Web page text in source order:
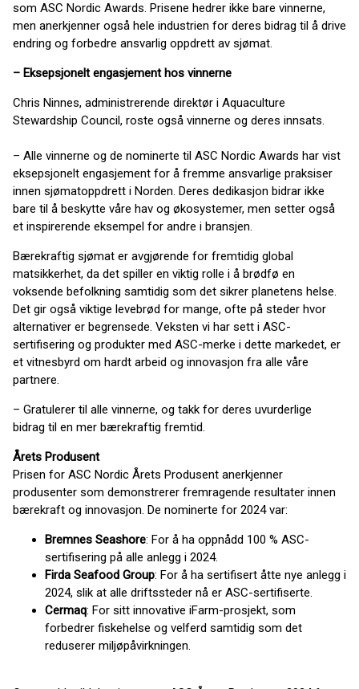
som ASC Nordic Awards. Prisene hedrer ikke bare vinnerne,
men anerkjenner også hele industrien for deres bidrag til å drive
endring og forbedre ansvarlig oppdrett av sjømat.
– Eksepsjonelt engasjement hos vinnerne
Chris Ninnes, administrerende direktør i Aquaculture
Stewardship Council, roste også vinnerne og deres innsats.
– Alle vinnerne og de nominerte til ASC Nordic Awards har vist
eksepsjonelt engasjement for å fremme ansvarlige praksiser
innen sjømatoppdrett i Norden. Deres dedikasjon bidrar ikke
bare til å beskytte våre hav og økosystemer, men setter også
et inspirerende eksempel for andre i bransjen.
Bærekraftig sjømat er avgjørende for fremtidig global
matsikkerhet, da det spiller en viktig rolle i å brødfø en
voksende befolkning samtidig som det sikrer planetens helse.
Det gir også viktige levebrød for mange, ofte på steder hvor
alternativer er begrensede. Veksten vi har sett i ASC-
sertifisering og produkter med ASC-merke i dette markedet, er
et vitnesbyrd om hardt arbeid og innovasjon fra alle våre
partnere.
– Gratulerer til alle vinnerne, og takk for deres uvurderlige
bidrag til en mer bærekraftig fremtid.
Årets Produsent
Prisen for ASC Nordic Årets Produsent anerkjenner
produsenter som demonstrerer fremragende resultater innen
bærekraft og innovasjon. De nominerte for 2024 var:
Bremnes Seashore: For å ha oppnådd 100 % ASC-
sertifisering på alle anlegg i 2024.
Firda Seafood Group: For å ha sertifisert åtte nye anlegg i
2024, slik at alle driftssteder nå er ASC-sertifiserte.
Cermaq: For sitt innovative iFarm-prosjekt, som
forbedrer fiskehelse og velferd samtidig som det
reduserer miljøpåvirkningen.